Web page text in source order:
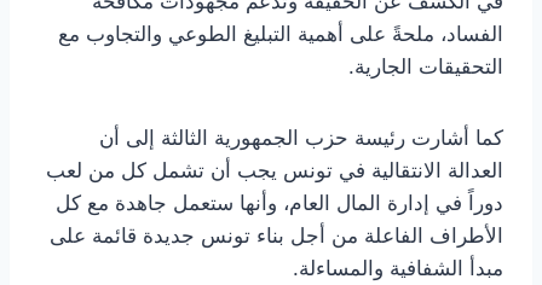
الفساد، ملحةً على أهمية التبليغ الطوعي والتجاوب مع
التحقيقات الجارية.
كما أشارت رئيسة حزب الجمهورية الثالثة إلى أن
العدالة الانتقالية في تونس يجب أن تشمل كل من لعب
دوراً في إدارة المال العام، وأنها ستعمل جاهدة مع كل
الأطراف الفاعلة من أجل بناء تونس جديدة قائمة على
مبدأ الشفافية والمساءلة.